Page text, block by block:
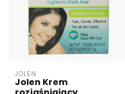
JOLEN
Jolen Krem